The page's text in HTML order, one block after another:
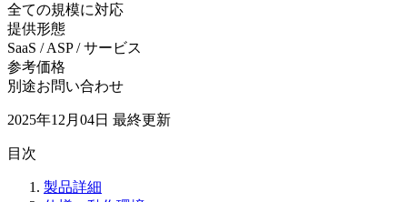
全ての規模に対応
提供形態
SaaS / ASP / サービス
参考価格
別途お問い合わせ
2025年12月04日 最終更新
目次
製品詳細